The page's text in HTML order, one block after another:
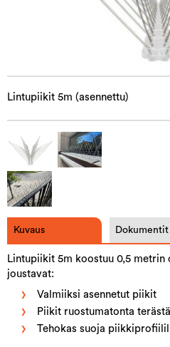
Lintupiikit 5m (asennettu)
Kuvaus Dokumentit
Lintupiikit 5m koostuu 0,5 metrin
joustavat:
Valmiiksi asennetut piikit
Piikit ruostumatonta
Tehokas suoja